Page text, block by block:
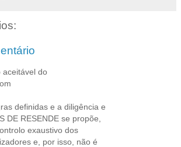
aceitável do
definidas e a diligência e
DE RESENDE se propõe,
exaustivo dos
e, por isso, não é